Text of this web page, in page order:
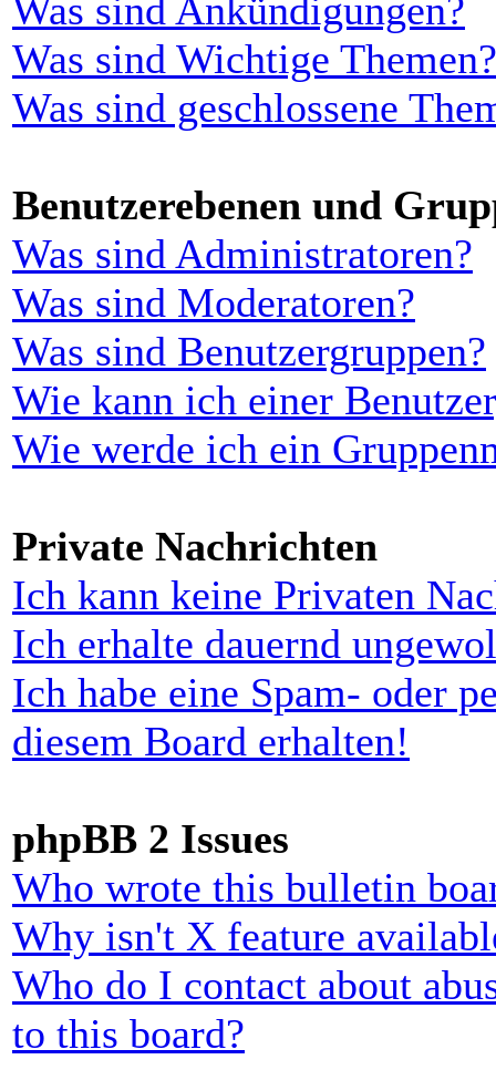
Was sind Ankündigungen?
Was sind Wichtige Themen?
Was sind geschlossene
Benutzerebenen und
Was sind Administratoren?
Was sind Moderatoren?
Was sind Benutzergruppen?
Wie kann ich einer
Wie werde ich ein
Private Nachrichten
Ich kann keine Privaten
Ich erhalte dauernd
Ich habe eine Spam- oder
diesem Board erhalten!
phpBB 2 Issues
Who wrote this bulletin
Why isn't X feature
Who do I contact about
to this board?